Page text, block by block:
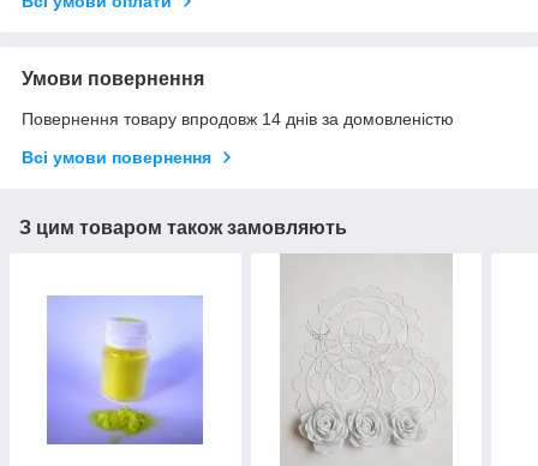
Умови повернення
Повернення товару впродовж 14 днів за домовленістю
Всі умови повернення
З цим товаром також замовляють